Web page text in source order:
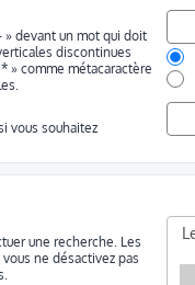
» devant un mot qui doit
discontinues
» comme métacaractère
vous souhaitez
une recherche. Les
ne désactivez pas